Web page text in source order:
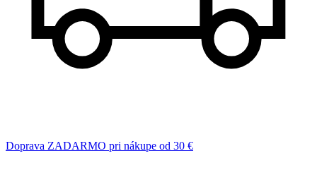
Doprava ZADARMO pri nákupe od 30 €